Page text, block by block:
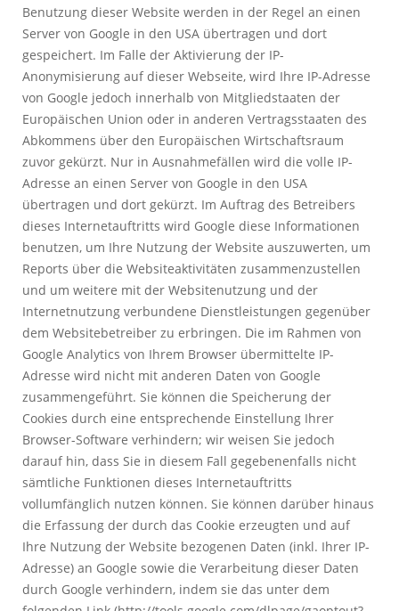
Benutzung dieser Website werden in der Regel an einen
Server von Google in den USA übertragen und dort
gespeichert. Im Falle der Aktivierung der IP-
Anonymisierung auf dieser Webseite, wird Ihre IP-Adresse
von Google jedoch innerhalb von Mitgliedstaaten der
Europäischen Union oder in anderen Vertragsstaaten des
Abkommens über den Europäischen Wirtschaftsraum
zuvor gekürzt. Nur in Ausnahmefällen wird die volle IP-
Adresse an einen Server von Google in den USA
übertragen und dort gekürzt. Im Auftrag des Betreibers
dieses Internetauftritts wird Google diese Informationen
benutzen, um Ihre Nutzung der Website auszuwerten, um
Reports über die Websiteaktivitäten zusammenzustellen
und um weitere mit der Websitenutzung und der
Internetnutzung verbundene Dienstleistungen gegenüber
dem Websitebetreiber zu erbringen. Die im Rahmen von
Google Analytics von Ihrem Browser übermittelte IP-
Adresse wird nicht mit anderen Daten von Google
zusammengeführt. Sie können die Speicherung der
Cookies durch eine entsprechende Einstellung Ihrer
Browser-Software verhindern; wir weisen Sie jedoch
darauf hin, dass Sie in diesem Fall gegebenenfalls nicht
sämtliche Funktionen dieses Internetauftritts
vollumfänglich nutzen können. Sie können darüber hinaus
die Erfassung der durch das Cookie erzeugten und auf
Ihre Nutzung der Website bezogenen Daten (inkl. Ihrer IP-
Adresse) an Google sowie die Verarbeitung dieser Daten
durch Google verhindern, indem sie das unter dem